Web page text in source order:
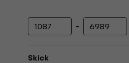
Lägsta pris
- Högsta
Skick